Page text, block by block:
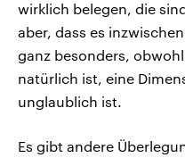
wirklich belegen, die
aber, dass es
ganz besonders,
natürlich ist, eine
unglaublich ist.
Es gibt andere